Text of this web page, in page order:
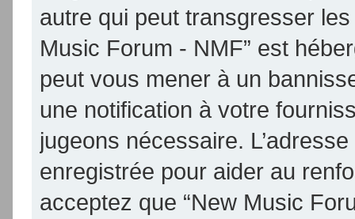
autre qui peut transgresser
Music Forum - NMF” est
peut vous mener à un
une notification à votre
jugeons nécessaire.
enregistrée pour aider au
acceptez que “New Music